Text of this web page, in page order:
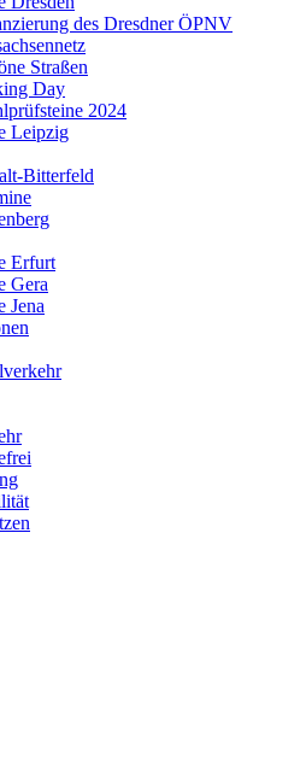
des Dresdner ÖPNV
Straßen
Day
2024
Leipzig
Bitterfeld
Erfurt
Gera
Jena